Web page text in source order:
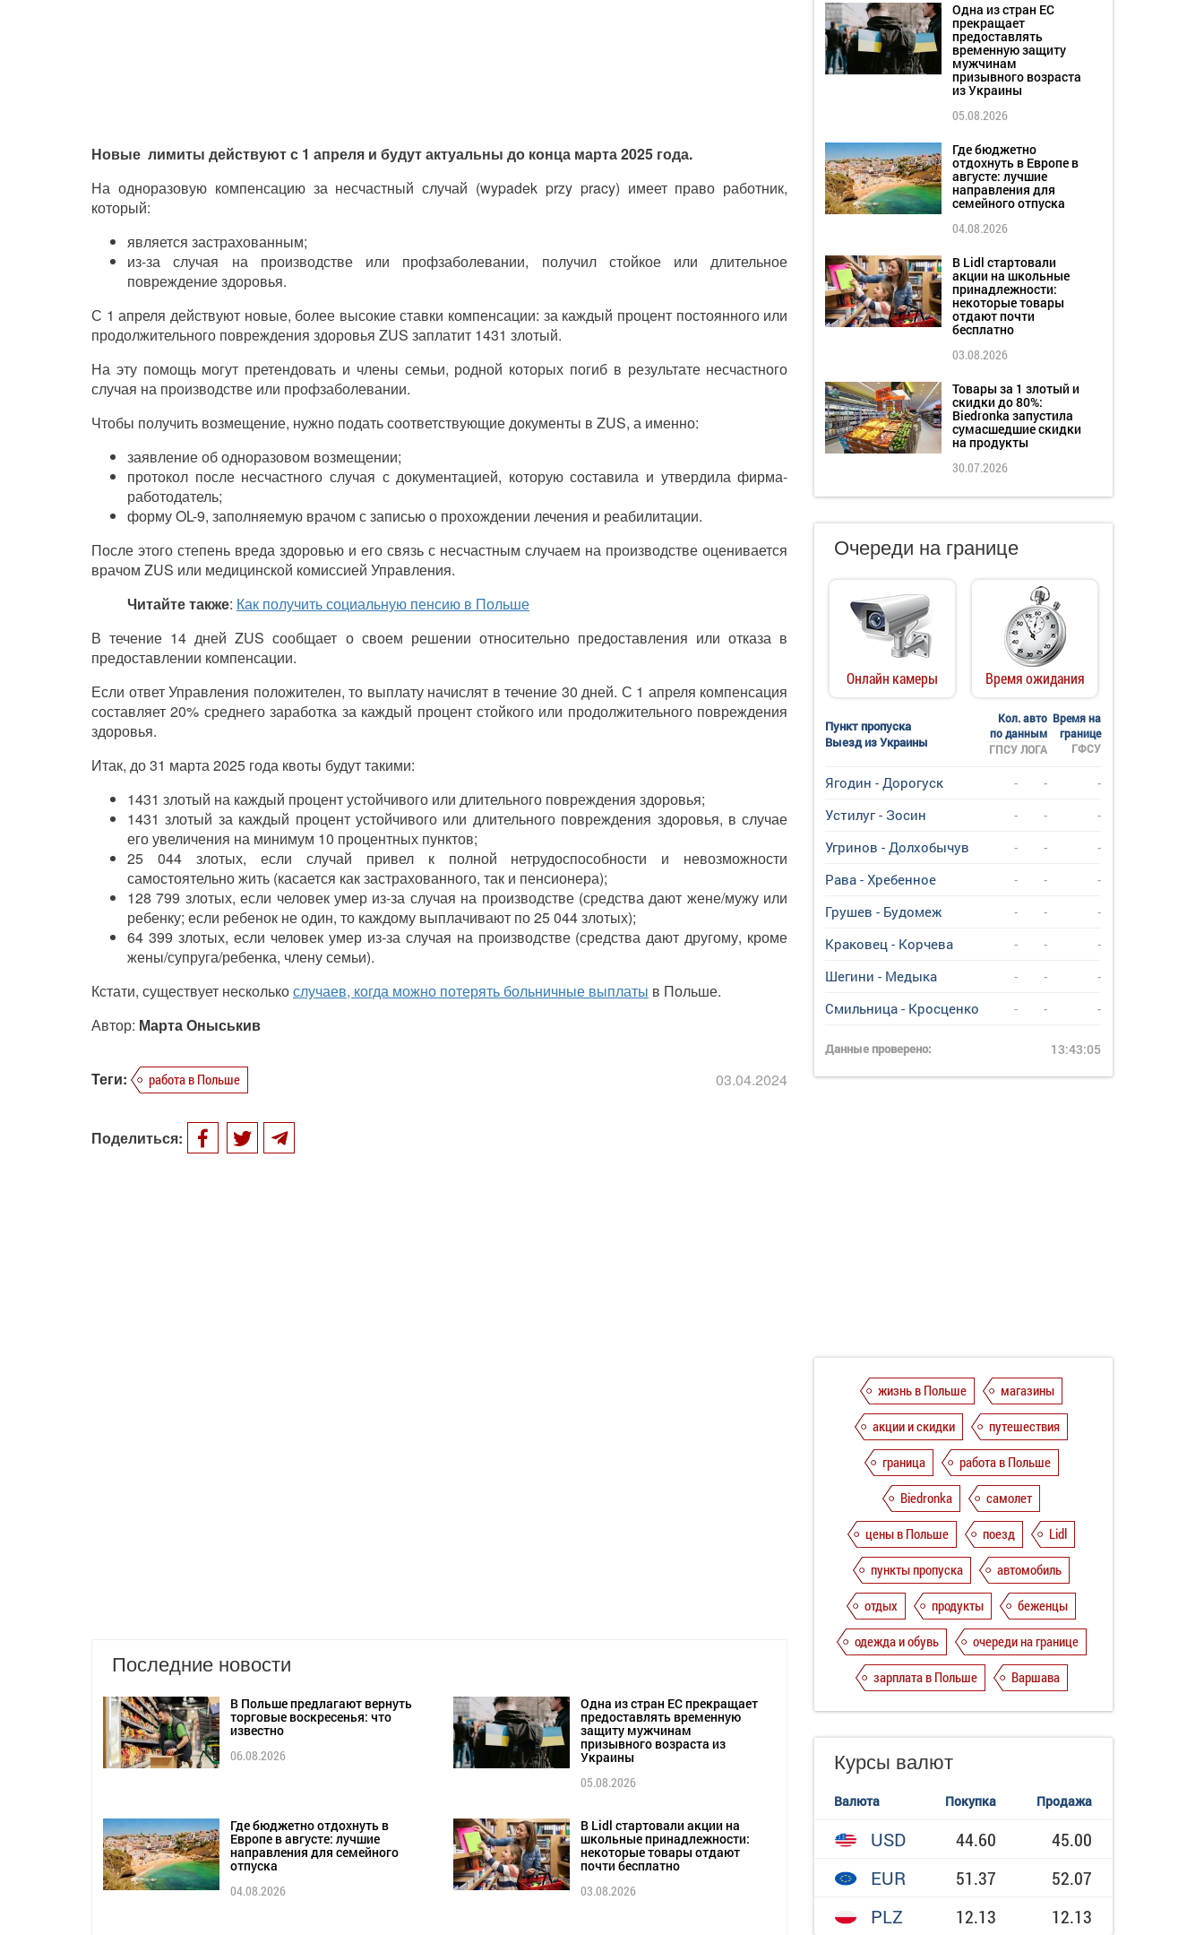
Новые лимиты действуют с 1 апреля и будут актуальны до конца марта 2025 года.
На одноразовую компенсацию за несчастный случай (wypadek przy pracy) имеет право работник,
который:
является застрахованным;
из-за случая на производстве или профзаболевании, получил стойкое или длительное
повреждение здоровья.
С 1 апреля действуют новые, более высокие ставки компенсации: за каждый процент постоянного или
продолжительного повреждения здоровья ZUS заплатит 1431 злотый.
На эту помощь могут претендовать и члены семьи, родной которых погиб в результате несчастного
случая на производстве или профзаболевании.
Чтобы получить возмещение, нужно подать соответствующие документы в ZUS, а именно:
заявление об одноразовом возмещении;
протокол после несчастного случая с документацией, которую составила и утвердила фирма-
работодатель;
форму OL-9, заполняемую врачом с записью о прохождении лечения и реабилитации.
После этого степень вреда здоровью и его связь с несчастным случаем на производстве оценивается
врачом ZUS или медицинской комиссией Управления.
Читайте также: Как получить социальную пенсию в Польше
В течение 14 дней ZUS сообщает о своем решении относительно предоставления или отказа в
предоставлении компенсации.
Если ответ Управления положителен, то выплату начислят в течение 30 дней. С 1 апреля компенсация
составляет 20% среднего заработка за каждый процент стойкого или продолжительного повреждения
здоровья.
Итак, до 31 марта 2025 года квоты будут такими:
1431 злотый на каждый процент устойчивого или длительного повреждения здоровья;
1431 злотый за каждый процент устойчивого или длительного повреждения здоровья, в случае
его увеличения на минимум 10 процентных пунктов;
25 044 злотых, если случай привел к полной нетрудоспособности и невозможности
самостоятельно жить (касается как застрахованного, так и пенсионера);
128 799 злотых, если человек умер из-за случая на производстве (средства дают жене/мужу или
ребенку; если ребенок не один, то каждому выплачивают по 25 044 злотых);
64 399 злотых, если человек умер из-за случая на производстве (средства дают другому, кроме
жены/супруга/ребенка, члену семьи).
Кстати, существует несколькослучаев, когда можно потерять больничные выплаты в Польше.
Автор: Марта Оныськив
Теги: работа в Польше 03.04.2024
Поделиться:
Последние новости
В Польше предлагают вернуть
торговые воскресенья: что
известно
06.08.2026
Одна из стран ЕС прекращает
предоставлять временную
защиту мужчинам
призывного возраста из
Украины
05.08.2026
Где бюджетно отдохнуть в
Европе в августе: лучшие
направления для семейного
отпуска
04.08.2026
В Lidl стартовали акции на
школьные принадлежности:
некоторые товары отдают
почти бесплатно
03.08.2026
Одна из стран ЕС
прекращает
предоставлять
временную защиту
мужчинам
призывного возраста
из Украины
05.08.2026
Где бюджетно
отдохнуть в Европе в
августе: лучшие
направления для
семейного отпуска
04.08.2026
В Lidl стартовали
акции на школьные
принадлежности:
некоторые товары
отдают почти
бесплатно
03.08.2026
Товары за 1 злотый и
скидки до 80%:
Biedronka запустила
сумасшедшие скидки
на продукты
30.07.2026
Очереди на границе
Онлайн камеры Время ожидания
Пункт пропуска
Выезд из Украины
Кол. авто
по данным
Время на
границе
ГФСУ
ГПСУ ЛОГА
Ягодин - Дорогуск - -
-
Устилуг - Зосин
- -
-
Угринов - Долхобычув
- -
-
Рава - Хребенное
- -
-
Грушев - Будомеж
- -
-
Краковец - Корчева
- -
-
Шегини - Медыка
- -
-
Смильница - Кросценко
- - -
Данные проверено: 13:43:05
жизнь в Польше
магазины
акции и скидки
путешествия
граница
работа в Польше
Biedronka
самолет
цены в Польше
поезд
Lidl
пункты пропуска
автомобиль
отдых
продукты
беженцы
одежда и обувь
очереди на границе
зарплата в Польше
Варшава
Курсы валют
Валюта Покупка Продажа
USD 44.60
45.00
EUR
51.37
52.07
PLZ
12.13 12.13